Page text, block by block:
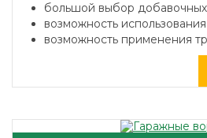
большой выбор
возможность
возможность применения